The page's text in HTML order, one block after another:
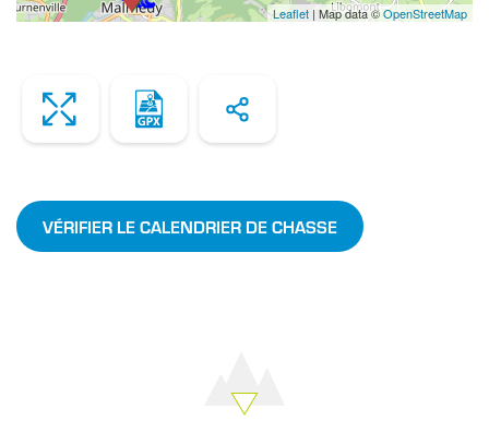
Leaflet | Map data ©OpenStreetMap
fichier
VÉRIFIER LE CALENDRIER DE CHASSE